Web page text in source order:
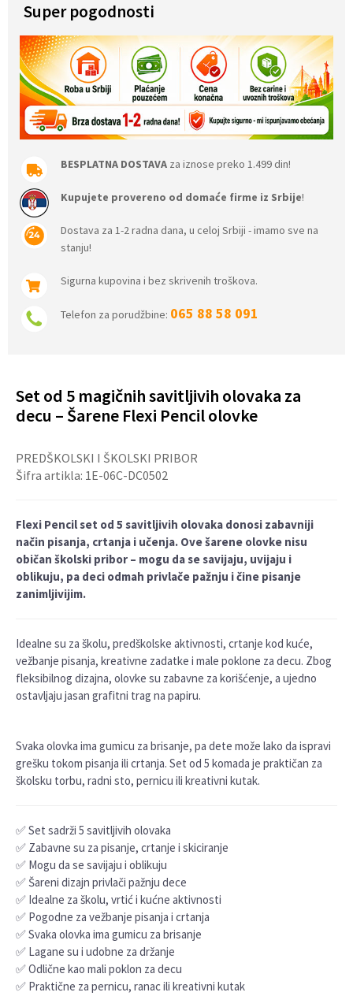
Super pogodnosti
BESPLATNA DOSTAVA za iznose preko 1.499 din!
Kupujete provereno od domaće firme iz Srbije!
Dostava za 1-2 radna dana, u celoj Srbiji - imamo sve na
stanju!
Sigurna kupovina i bez skrivenih troškova.
Telefon za porudžbine: 065 88 58 091
Set od 5 magičnih savitljivih olovaka za
decu – Šarene Flexi Pencil olovke
PREDŠKOLSKI I ŠKOLSKI PRIBOR
Šifra artikla: 1E-06C-DC0502
Flexi Pencil set od 5 savitljivih olovaka donosi zabavniji
način pisanja, crtanja i učenja. Ove šarene olovke nisu
običan školski pribor – mogu da se savijaju, uvijaju i
oblikuju, pa deci odmah privlače pažnju i čine pisanje
zanimljivijim.
Idealne su za školu, predškolske aktivnosti, crtanje kod kuće,
vežbanje pisanja, kreativne zadatke i male poklone za decu. Zbog
fleksibilnog dizajna, olovke su zabavne za korišćenje, a ujedno
ostavljaju jasan grafitni trag na papiru.
Svaka olovka ima gumicu za brisanje, pa dete može lako da ispravi
grešku tokom pisanja ili crtanja. Set od 5 komada je praktičan za
školsku torbu, radni sto, pernicu ili kreativni kutak.
✅ Set sadrži 5 savitljivih olovaka
✅ Zabavne su za pisanje, crtanje i skiciranje
✅ Mogu da se savijaju i oblikuju
✅ Šareni dizajn privlači pažnju dece
✅ Idealne za školu, vrtić i kućne aktivnosti
✅ Pogodne za vežbanje pisanja i crtanja
✅ Svaka olovka ima gumicu za brisanje
✅ Lagane su i udobne za držanje
✅ Odlične kao mali poklon za decu
✅ Praktične za pernicu, ranac ili kreativni kutak